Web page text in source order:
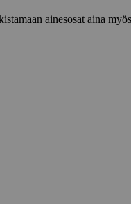
ainesosat aina